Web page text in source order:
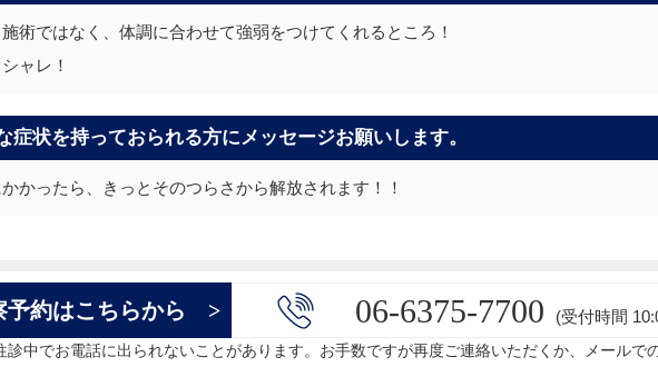
術ではなく、体調に合わせて強弱をつけてくれるところ！
ャレ！
症状を持っておられる方にメッセージお願いします。
かったら、きっとそのつらさから解放されます！！
予約はこちらから > 06-6375-7700 (受付時間
診中でお電話に出られないことがあります。お手数ですが再度ご連絡いただくか、メールで